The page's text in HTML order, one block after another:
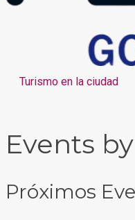
Turismo en la ciudad
Events
Próximos